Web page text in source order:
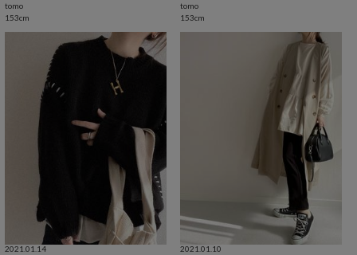
tomo
153cm
tomo
153cm
2021.01.14
2021.01.10